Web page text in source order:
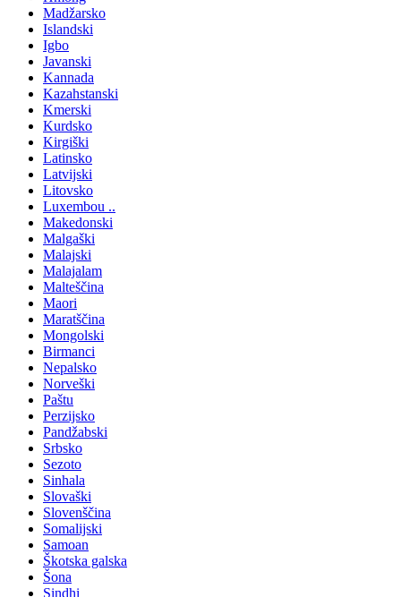
Madžarsko
Islandski
Igbo
Javanski
Kannada
Kazahstanski
Kmerski
Kurdsko
Kirgiški
Latinsko
Latvijski
Litovsko
Luxembou ..
Makedonski
Malgaški
Malajski
Malajalam
Malteščina
Maori
Maratščina
Mongolski
Birmanci
Nepalsko
Norveški
Paštu
Perzijsko
Pandžabski
Srbsko
Sezoto
Sinhala
Slovaški
Slovenščina
Somalijski
Samoan
Škotska galska
Šona
Sindhi